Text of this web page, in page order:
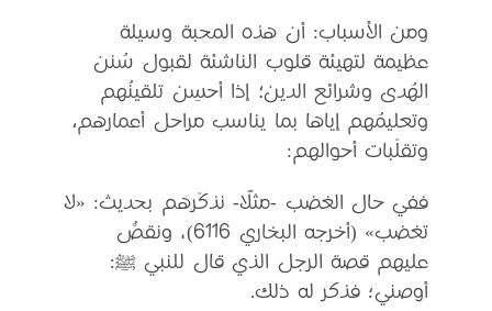
ومن الأسباب: أن هذه المحبة وسيلة
عظيمة لتهيئة قلوب الناشئة لقبول سُنن
الهُدى وشرائع الدين؛ إذا أحسِن تلقينُهم
وتعليمُهم إياها بما يناسب مراحل أعمارهم،
وتقلّبات أحوالهم:
ففي حال الغضب -مثلًا- نذكّرهم بحديث: «لا
تغضب» (أخرجه البخاري 6116)، ونقصُّ
عليهم قصة الرجل الذي قال للنبي ﷺ:
أوصني؛ فذكر له ذلك.